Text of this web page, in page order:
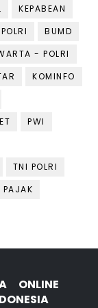
KEPABEAN
BUMD
- POLRI
KOMINFO
PWI
TNI POLRI
PAJAK
ONLINE